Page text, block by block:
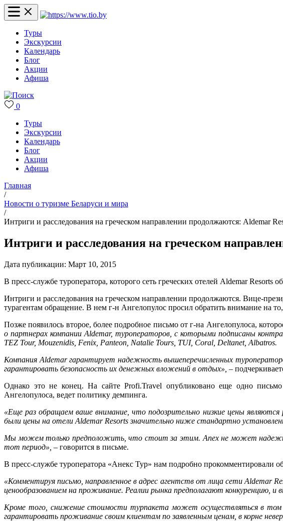
Туры
Экскурсии
Календарь
Блог
Акции
Афиша
0
Туры
Экскурсии
Календарь
Блог
Акции
Афиша
Главная
/
Новости о туризме Беларуси и мира
/
Интриги и расследования на греческом направлении продолжаются: Aldemar
Интриги и расследования на греческом
Дата публикации: Март 10, 2015
В пресс-службе туроператора, которого сеть греческих отелей Aldemar
Интриги и расследования на греческом направлении продолжаются. Вице-
турагентам обращение. В нем г-н Ангелопулос просил обратить внимание на
Позже появилось второе, более подробное письмо от г-на Ангелопулоса,
о партнерах компании Aldemar, туроператоров, с которыми подписаны
TEZ Tour, Mouzenidis, Fenix, Panteon, Natalie Tours, TUI, Coral, Deltanet, Albatros.
Компания Aldemar гарантирует надежность вышеперечисленных
гарантировать безопасность их денежных вложений в отдых», –
Однако это не конец. На сайте Profi.Travel опубликовано еще одно
Ангелопулоса, ведет политику демпинга.
«Еще раз обращаем ваше внимание, что подозрительно низкие цены
были цены на отели Aldemar Resorts значительно ниже стандартно
Мы можем только предположить, что стоит за этим. Anex не может
тот период», – говорится в письме.
В пресс-службе туроператора «Анекс Тур» нам подробно прокомментировали
«Комментируя письмо, направленное в адрес агентств от лица сети
ценообразованием на проживание. Реалии рынка предполагают конкуренцию,
Кроме того, снижение стоимости турпакета может осуществляться в
гарантировать проживание своим клиентам по заявленным ценам, в корне